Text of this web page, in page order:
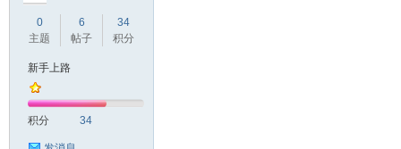
0
主题
6
帖子
34
积分
新手上路
积分 34